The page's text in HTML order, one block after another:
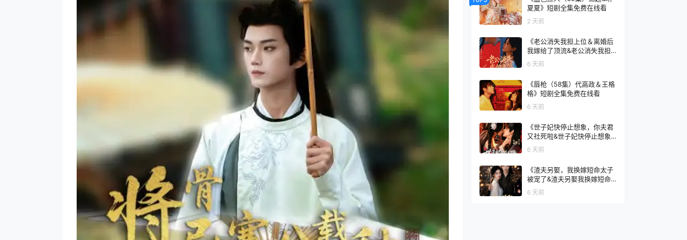
夏夏》短剧全集免费在线看
2 天前
《老公消失我担上位＆离婚后
我嫁给了顶流&老公消失我担
上位离婚后我嫁给了顶流（76
集）李卓扬＆邓灵枢》短剧全
6 天前
《唇枪（58集）代高政＆王格
格》短剧全集免费在线看
6 天前
《世子妃快停止想象，你夫君
又社死啦&世子妃快停止想象
你夫君又社死啦（73集）洪瑾
瑜＆常斌》短剧全集免费在线
6 天前
《渣夫另娶，我换嫁短命太子
被宠了&渣夫另娶我换嫁短命
太子被宠了（77集）AI短剧》
短剧全集免费在线看
6 天前